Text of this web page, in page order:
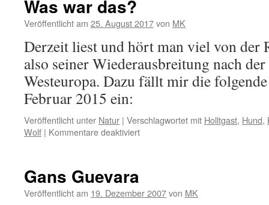
Was war das?
Veröffentlicht am 25. August 2017von MK
Derzeit liest und hört man viel von der
also seiner Wiederausbreitung nach
Westeuropa. Dazu fällt mir die
Februar 2015 ein:
Veröffentlicht unter Natur | Verschlagwortet mit Holltgast, Hund,
Wolf | Kommentare deaktiviertfür
Gans Guevara
Veröffentlicht am 19. Dezember 2007von MK